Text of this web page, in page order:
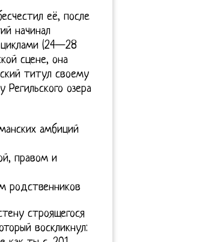
её, после
начинал
(24—28
сцене, она
титул своему
озера
амбиций
правом и
родственников
строящегося
воскликнул: